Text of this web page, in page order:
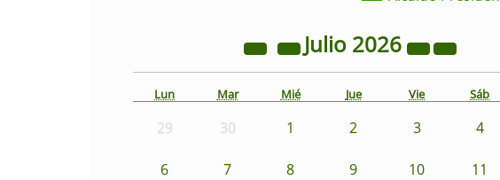
Julio 2026
Lun Mar Mié Jue Vie Sáb
29 30 1 2 3 4
6 7 8 9 10 11